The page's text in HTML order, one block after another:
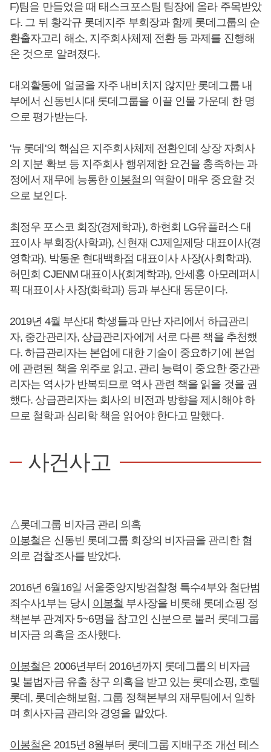
F)팀을 만들었을 때 태스크포스팀 팀장에 올라 주목받았
다. 그 뒤 황각규 롯데지주 부회장과 함께 롯데그룹의 순
환출자고리 해소, 지주회사체제 전환 등 과제를 진행해
온 것으로 알려졌다.
대외활동에 얼굴을 자주 내비치지 않지만 롯데그룹 내
부에서 신동빈시대 롯데그룹을 이끌 인물 가운데 한 명
으로 평가받는다.
'뉴 롯데'의 핵심은 지주회사체제 전환인데 상장 자회사
의 지분 확보 등 지주회사 행위제한 요건을 충족하는 과
정에서 재무에 능통한 이봉철 의 역할이 매우 중요할 것
으로 보인다.
최정우 포스코 회장(경제학과), 하현회 LG유플러스 대
표이사 부회장(사학과), 신현재 CJ제일제당 대표이사(경
영학과), 박동운 현대백화점 대표이사 사장(사회학과),
허민회 CJENM 대표이사(회계학과), 안세홍 아모레퍼시
픽 대표이사 사장(화학과) 등과 부산대 동문이다.
2019년 4월 부산대 학생들과 만난 자리에서 하급관리
자, 중간관리자, 상급관리자에게 서로 다른 책을 추천했
다. 하급관리자는 본업에 대한 기술이 중요하기에 본업
에 관련된 책을 위주로 읽고, 관리 능력이 중요한 중간관
리자는 역사가 반복되므로 역사 관련 책을 읽을 것을 권
했다. 상급관리자는 회사의 비전과 방향을 제시해야 하
므로 철학과 심리학 책을 읽어야 한다고 말했다.
사건사고
△롯데그룹 비자금 관리 의혹
이봉철은 신동빈 롯데그룹 회장의 비자금을 관리한 혐
의로 검찰조사를 받았다.
2016년 6월16일 서울중앙지방검찰청 특수4부와 첨단범
죄수사1부는 당시 이봉철 부사장을 비롯해 롯데쇼핑 정
책본부 관계자 5~6명을 참고인 신분으로 불러 롯데그룹
비자금 의혹을 조사했다.
이봉철은 2006년부터 2016년까지 롯데그룹의 비자금
및 불법자금 유출 창구 의혹을 받고 있는 롯데쇼핑, 호텔
롯데, 롯데손해보험, 그룹 정책본부의 재무팀에서 일하
며 회사자금 관리와 경영을 맡았다.
이봉철은 2015년 8월부터 롯데그룹 지배구조 개선 테스